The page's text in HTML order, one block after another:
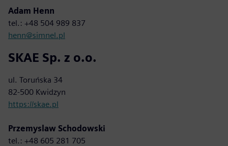
Adam Henn
tel.: +48 504 989 837
henn@simnel.pl
SKAE Sp. z o.o.
ul. Toruńska 34
82-500 Kwidzyn
https://skae.pl
Przemyslaw Schodowski
tel.: +48 605 281 705